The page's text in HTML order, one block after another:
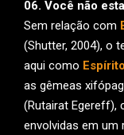
06. Você não
Sem relação com
(Shutter, 2004), o
aqui como
as gêmeas
(Rutairat Egereff),
envolvidas em